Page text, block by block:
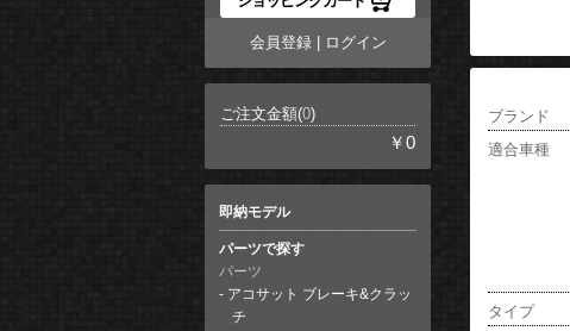
会員登録| ログイン
ご注文金額(0)
￥0
即納モデル
パーツで探す
パーツ
アコサット ブレーキ&クラッ
チ
ブランド
適合車種
タイプ